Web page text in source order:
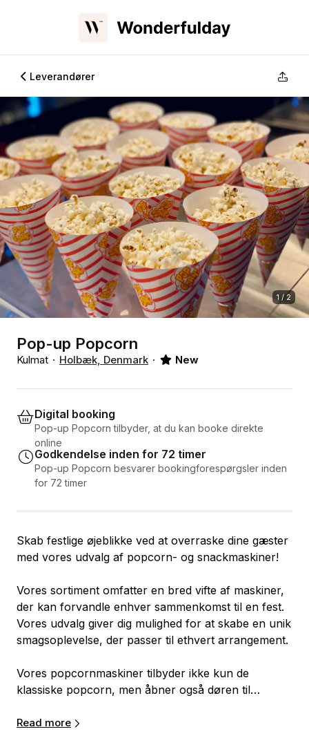
Leverandører
1 / 2
Pop-up Popcorn
Kulmat Holbæk, Denmark New
Digital booking
Pop-up Popcorn tilbyder, at du kan booke direkte
online
Godkendelse inden for 72 timer
Pop-up Popcorn besvarer bookingforespørgsler inden
for 72 timer
Skab festlige øjeblikke ved at overraske dine gæster
med vores udvalg af popcorn- og snackmaskiner!
Vores sortiment omfatter en bred vifte af maskiner,
der kan forvandle enhver sammenkomst til en fest.
Vores udvalg giver dig mulighed for at skabe en unik
smagsoplevelse, der passer til ethvert arrangement.
Vores popcornmaskiner tilbyder ikke kun de
klassiske popcorn, men åbner også døren til
børnefødselsdag, en firmafest eller en
Read more